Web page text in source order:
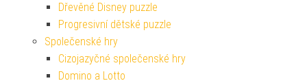
Dřevěné Disney puzzle
Progresivní dětské puzzle
Společenské hry
Cizojazyčné společenské hry
Domino a Lotto